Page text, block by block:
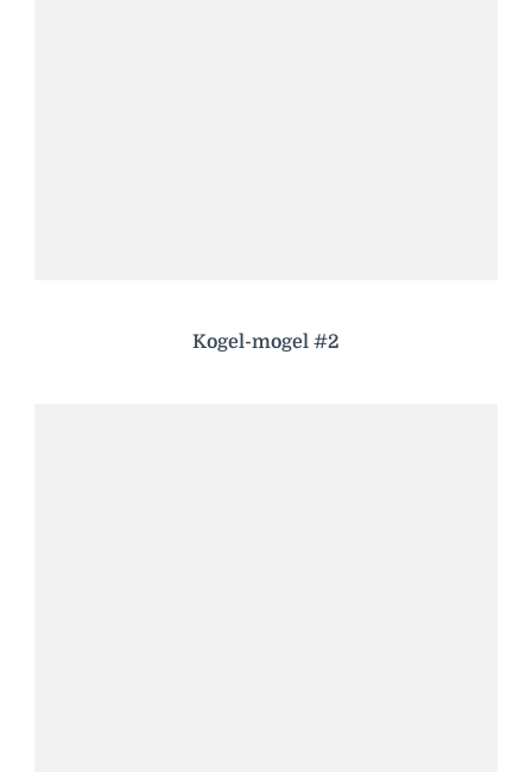
Kogel-mogel #2